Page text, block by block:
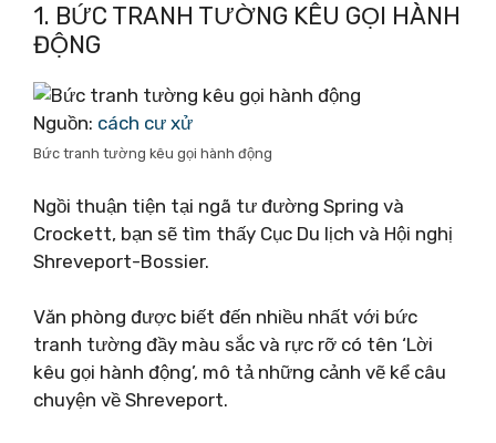
1. BỨC TRANH TƯỜNG KÊU GỌI HÀNH
ĐỘNG
Nguồn: cách cư xử
Bức tranh tường kêu gọi hành động
Ngồi thuận tiện tại ngã tư đường Spring và
Crockett, bạn sẽ tìm thấy Cục Du lịch và Hội nghị
Shreveport-Bossier.
Văn phòng được biết đến nhiều nhất với bức
tranh tường đầy màu sắc và rực rỡ có tên ‘Lời
kêu gọi hành động’, mô tả những cảnh vẽ kể câu
chuyện về Shreveport.